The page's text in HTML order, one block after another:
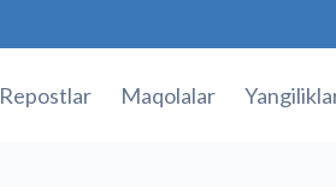
Repostlar Maqolalar